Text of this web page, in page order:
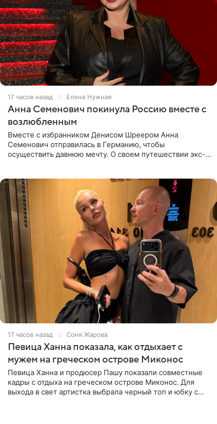
17 часов назад Елена Нужная
Анна Семенович покинула Россию вместе с
возлюбленным
Вместе с избранником Денисом Шреером Анна
Семенович отправилась в Германию, чтобы
осуществить давнюю мечту. О своем путешествии экс-
17 часов назад Соня Жарова
Певица Ханна показала, как отдыхает с
мужем на греческом острове Миконос
Певица Ханна и продюсер Пашу показали совместные
кадры с отдыха на греческом острове Миконос. Для
выхода в свет артистка выбрала черный топ и юбку с